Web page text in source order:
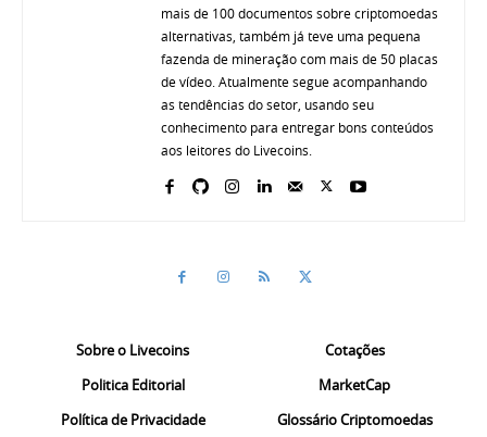
mais de 100 documentos sobre criptomoedas
alternativas, também já teve uma pequena
fazenda de mineração com mais de 50 placas
de vídeo. Atualmente segue acompanhando
as tendências do setor, usando seu
conhecimento para entregar bons conteúdos
aos leitores do Livecoins.
Sobre o Livecoins
Politica Editorial
Política de Privacidade
Cotações
MarketCap
Glossário Criptomoedas